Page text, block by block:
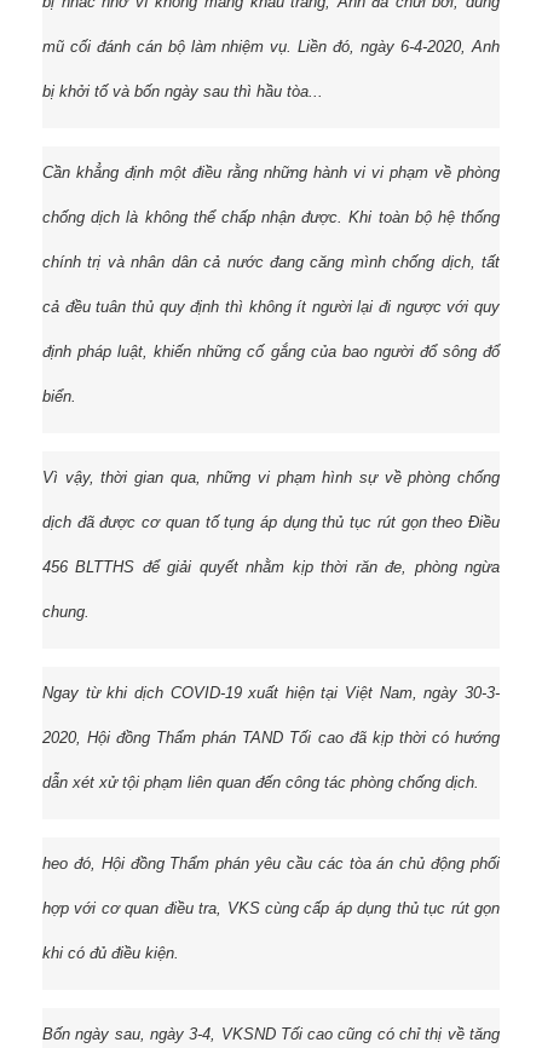
mũ cối đánh cán bộ làm nhiệm vụ. Liền đó, ngày 6-4-2020, Anh
bị khởi tố và bốn ngày sau thì hầu tòa...
Cần khẳng định một điều rằng những hành vi vi phạm về phòng
chống dịch là không thể chấp nhận được. Khi toàn bộ hệ thống
chính trị và nhân dân cả nước đang căng mình chống dịch, tất
cả đều tuân thủ quy định thì không ít người lại đi ngược với quy
định pháp luật, khiến những cố gắng của bao người đổ sông đổ
biển.
Vì vậy, thời gian qua, những vi phạm hình sự về phòng chống
dịch đã được cơ quan tố tụng áp dụng thủ tục rút gọn theo Điều
456 BLTTHS để giải quyết nhằm kịp thời răn đe, phòng ngừa
chung.
Ngay từ khi dịch COVID-19 xuất hiện tại Việt Nam, ngày 30-3-
2020, Hội đồng Thẩm phán TAND Tối cao đã kịp thời có hướng
dẫn xét xử tội phạm liên quan đến công tác phòng chống dịch.
heo đó, Hội đồng Thẩm phán yêu cầu các tòa án chủ động phối
hợp với cơ quan điều tra, VKS cùng cấp áp dụng thủ tục rút gọn
khi có đủ điều kiện.
Bốn ngày sau, ngày 3-4, VKSND Tối cao cũng có chỉ thị về tăng